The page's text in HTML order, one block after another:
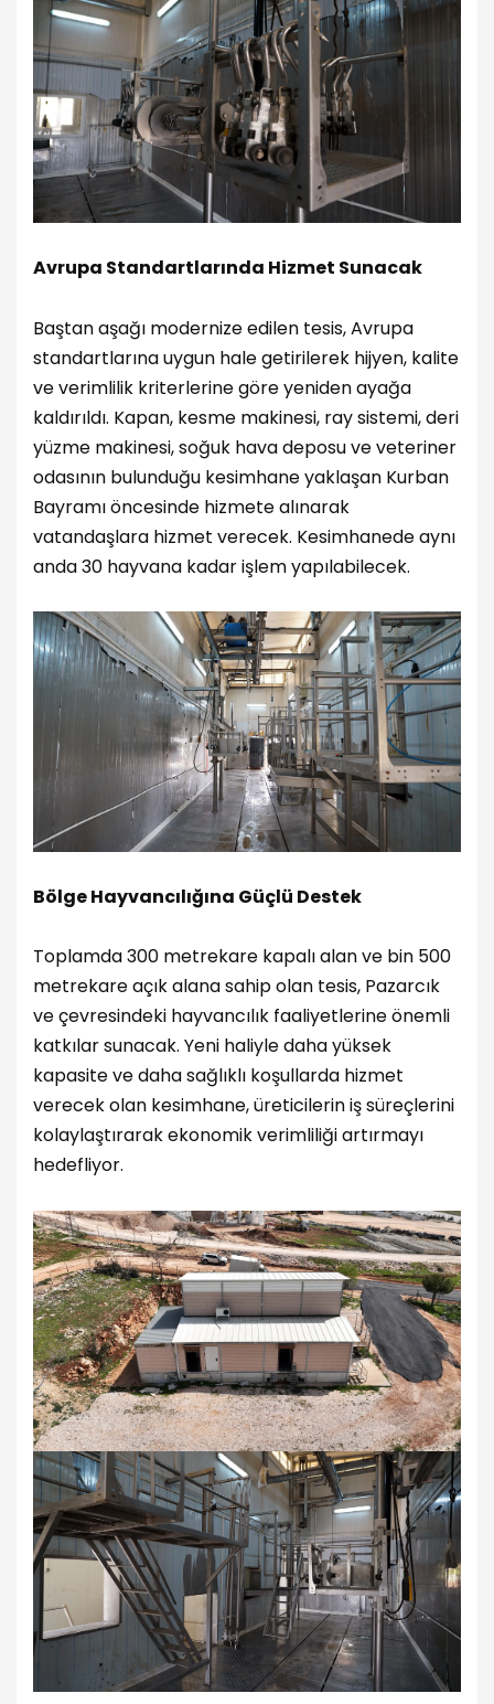
Avrupa Standartlarında Hizmet Sunacak
Baştan aşağı modernize edilen tesis, Avrupa
standartlarına uygun hale getirilerek hijyen, kalite
ve verimlilik kriterlerine göre yeniden ayağa
kaldırıldı. Kapan, kesme makinesi, ray sistemi, deri
yüzme makinesi, soğuk hava deposu ve veteriner
odasının bulunduğu kesimhane yaklaşan Kurban
Bayramı öncesinde hizmete alınarak
vatandaşlara hizmet verecek. Kesimhanede aynı
anda 30 hayvana kadar işlem yapılabilecek.
Bölge Hayvancılığına Güçlü Destek
Toplamda 300 metrekare kapalı alan ve bin 500
metrekare açık alana sahip olan tesis, Pazarcık
ve çevresindeki hayvancılık faaliyetlerine önemli
katkılar sunacak. Yeni haliyle daha yüksek
kapasite ve daha sağlıklı koşullarda hizmet
verecek olan kesimhane, üreticilerin iş süreçlerini
kolaylaştırarak ekonomik verimliliği artırmayı
hedefliyor.